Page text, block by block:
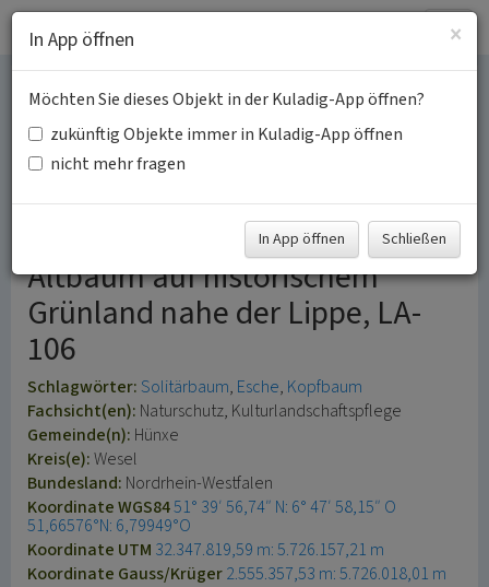
Kopf-Esche nordöstlich
der Gartroper Aap in der
Lippeaue bei Hünxe A
Altbaum auf historischem
Grünland nahe der Lippe, LA-
106
Schlagwörter: Solitärbaum Esche Kopfbaum
Fachsicht(en): Naturschutz, Kulturlandschaftspflege
Gemeinde(n): Hünxe
Kreis(e):Wesel
Bundesland: Nordrhein-Westfalen
Koordinate WGS8451° 39′ 56,74″ N: 6° 47′ 58,15″ O
51,66576°N: 6,79949°O
Koordinate UTM 32.347.819,59 m: 5.726.157,21 m
Koordinate Gauss/Krüger2.555.357,53 m: 5.726.018,01 m
×
In App öffnen
Möchten Sie dieses Objekt in der Kuladig-App öffnen?
zukünftig Objekte immer in Kuladig-App öffnen
nicht mehr fragen
In App öffnen Schließen